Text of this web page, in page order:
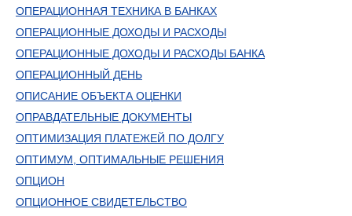
ОПЕРАЦИОННАЯ ТЕХНИКА В БАНКАХ
ОПЕРАЦИОННЫЕ ДОХОДЫ И РАСХОДЫ
ОПЕРАЦИОННЫЕ ДОХОДЫ И РАСХОДЫ БАНКА
ОПЕРАЦИОННЫЙ ДЕНЬ
ОПИСАНИЕ ОБЪЕКТА ОЦЕНКИ
ОПРАВДАТЕЛЬНЫЕ ДОКУМЕНТЫ
ОПТИМИЗАЦИЯ ПЛАТЕЖЕЙ ПО ДОЛГУ
ОПТИМУМ, ОПТИМАЛЬНЫЕ РЕШЕНИЯ
ОПЦИОН
ОПЦИОННОЕ СВИДЕТЕЛЬСТВО